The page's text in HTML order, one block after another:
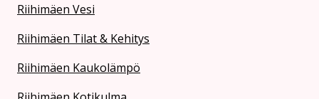
Riihimäen Vesi
Riihimäen Tilat & Kehitys
Riihimäen Kaukolämpö